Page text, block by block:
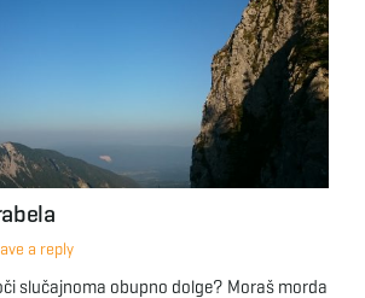
a reply
slučajnoma obupno dolge? Moraš morda